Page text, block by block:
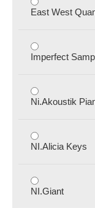
East West
Imperfect
Ni.Akoustik
NI.Alicia Keys
NI.Giant